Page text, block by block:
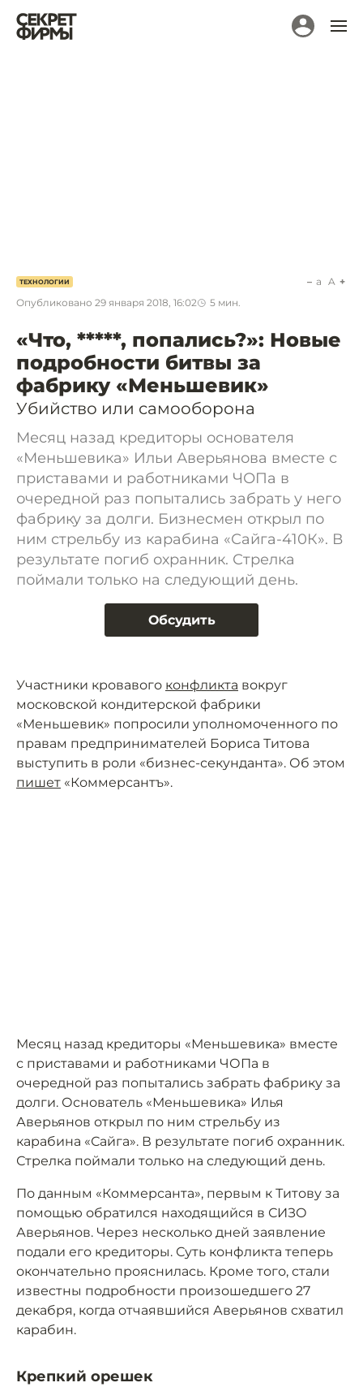
ТЕХНОЛОГИИ
Опубликовано 29 января 2018, 16:02 5 мин.
a A
«Что, *****, попались?»: Новые
подробности битвы за
фабрику «Меньшевик»
Убийство или самооборона
Месяц назад кредиторы основателя
«Меньшевика» Ильи Аверьянова вместе с
приставами и работниками ЧОПа в
очередной раз попытались забрать у него
фабрику за долги. Бизнесмен открыл по
ним стрельбу из карабина «Сайга-410К». В
результате погиб охранник. Стрелка
поймали только на следующий день.
Обсудить
Участники кровавого конфликта вокруг
московской кондитерской фабрики
«Меньшевик» попросили уполномоченного по
правам предпринимателей Бориса Титова
выступить в роли «бизнес-секунданта». Об этом
пишет «Коммерсантъ».
Месяц назад кредиторы «Меньшевика» вместе
с приставами и работниками ЧОПа в
очередной раз попытались забрать фабрику за
долги. Основатель «Меньшевика» Илья
Аверьянов открыл по ним стрельбу из
карабина «Сайга». В результате погиб охранник.
Стрелка поймали только на следующий день.
По данным «Коммерсанта», первым к Титову за
помощью обратился находящийся в СИЗО
Аверьянов. Через несколько дней заявление
подали его кредиторы. Суть конфликта теперь
окончательно прояснилась. Кроме того, стали
известны подробности произошедшего 27
декабря, когда отчаявшийся Аверьянов схватил
карабин.
Крепкий орешек